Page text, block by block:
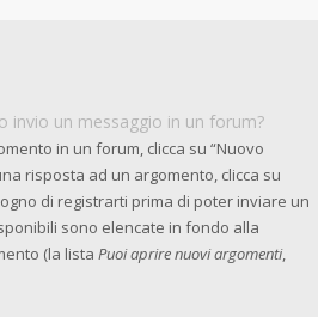
invio un messaggio in un forum?
in un forum, clicca su “Nuovo
risposta ad un argomento, clicca su
di registrarti prima di poter inviare un
sono elencate in fondo alla
(la lista Puoi aprire nuovi argomenti,